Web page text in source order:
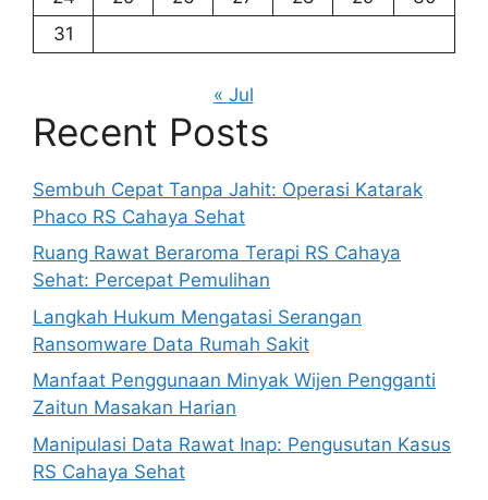
31
« Jul
Recent Posts
Sembuh Cepat Tanpa Jahit: Operasi Katarak
Phaco RS Cahaya Sehat
Ruang Rawat Beraroma Terapi RS Cahaya
Sehat: Percepat Pemulihan
Langkah Hukum Mengatasi Serangan
Ransomware Data Rumah Sakit
Manfaat Penggunaan Minyak Wijen Pengganti
Zaitun Masakan Harian
Manipulasi Data Rawat Inap: Pengusutan Kasus
RS Cahaya Sehat